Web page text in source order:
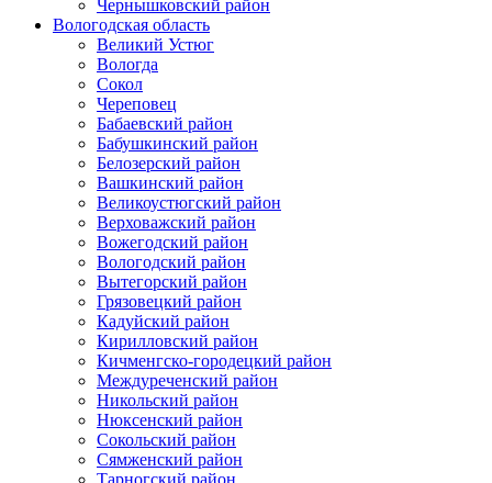
Чернышковский район
Вологодская область
Великий Устюг
Вологда
Сокол
Череповец
Бабаевский район
Бабушкинский район
Белозерский район
Вашкинский район
Великоустюгский район
Верховажский район
Вожегодский район
Вологодский район
Вытегорский район
Грязовецкий район
Кадуйский район
Кирилловский район
Кичменгско-городецкий район
Междуреченский район
Никольский район
Нюксенский район
Сокольский район
Сямженский район
Тарногский район